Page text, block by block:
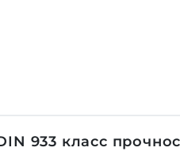
933 класс